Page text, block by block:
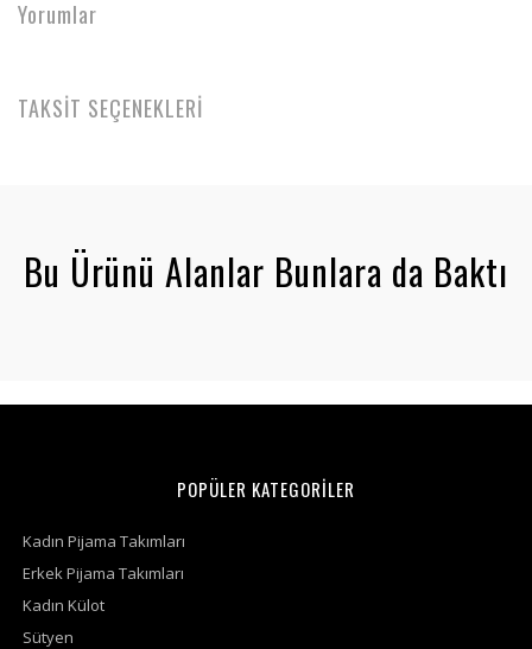
Yorumlar
TAKSİT SEÇENEKLERİ
Bu Ürünü Alanlar Bunlara da Baktı
POPÜLER KATEGORİLER
Kadın Pijama Takımları
Erkek Pijama Takımları
Kadın Külot
Sütyen